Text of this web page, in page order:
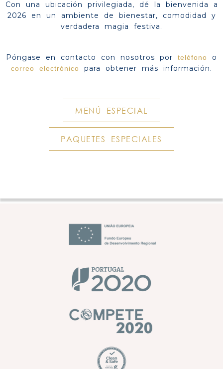
Con una ubicación privilegiada, dé la bienvenida a
2026 en un ambiente de bienestar, comodidad y
verdadera magia festiva.
Póngase en contacto con nosotros por teléfono o
correo electrónico para obtener más información.
MENÚ ESPECIAL
PAQUETES ESPECIALES